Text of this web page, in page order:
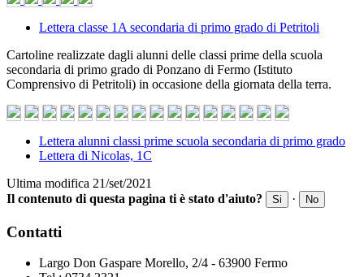
Lettera classe 1A secondaria di primo grado di Petritoli
Cartoline realizzate dagli alunni delle classi prime della scuola
secondaria di primo grado di Ponzano di Fermo (Istituto
Comprensivo di Petritoli) in occasione della giornata della terra.
Lettera alunni classi prime scuola secondaria di primo grado
Lettera di Nicolas, 1C
Ultima modifica 21/set/2021
Il contenuto di questa pagina ti è stato d'aiuto?
Si · No
Contatti
Largo Don Gaspare Morello, 2/4 - 63900 Fermo